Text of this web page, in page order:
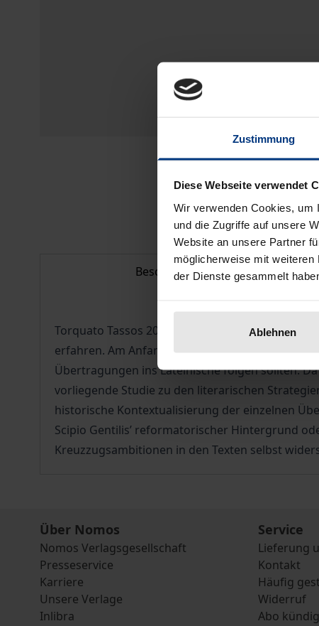
Zustimmung
Diese Webseite verwendet
Wir verwenden Cookies, um
und die Zugriffe auf unsere
Website an unsere Partner
möglicherweise mit
der Dienste gesammelt
Ablehnen
Beschreibung
Torquato Tassos 20 Cantos umfassendes Epos
erfahren. Am Anfang dieser langen Reihe steht
Übertragungen ins Lateinische folgen sollten.
vorliegende Studie zu den literarischen
historische Kontextualisierung der einzelnen
Scipio Gentilis’ reformatorischer Hintergrund
Kreuzzugsambitionen in den Texten selbst
Über Nomos
Nomos Verlagsgesellschaft
Presseservice
Karriere
Unsere Verlage
Inlibra
Service
Lieferung
Kontakt
Häufig
Widerruf
Abo